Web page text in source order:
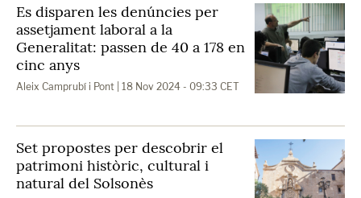
Es disparen les denúncies per
assetjament laboral a la
Generalitat: passen de 40 a 178 en
cinc anys
Aleix Camprubí i Pont | 18 Nov 2024 - 09:33 CET
Set propostes per descobrir el
patrimoni històric, cultural i
natural del Solsonès